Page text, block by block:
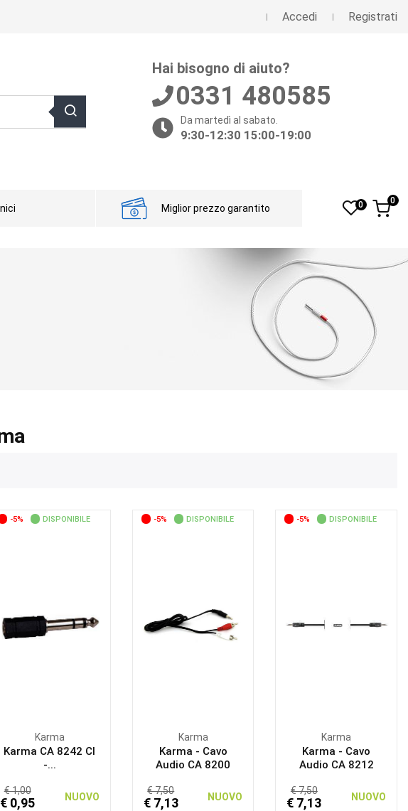
Accedi Registrati
Hai bisogno di aiuto?
0331 480585
Da martedì al sabato.
9:30-12:30 15:00-19:00
Miglior prezzo garantito 0 0
-5% DISPONIBILE
Karma
Karma CA 8242 CI
-...
€ 1,00
€ 0,95 NUOVO
-5% DISPONIBILE
Karma
Karma - Cavo
Audio CA 8200
€ 7,50
€ 7,13 NUOVO
-5% DISPONIBILE
Karma
Karma - Cavo
Audio CA 8212
€ 7,50
€ 7,13 NUOVO